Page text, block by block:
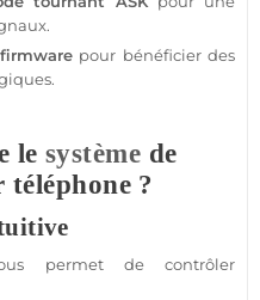
pour bénéficier des
le système de
?
permet de contrôler